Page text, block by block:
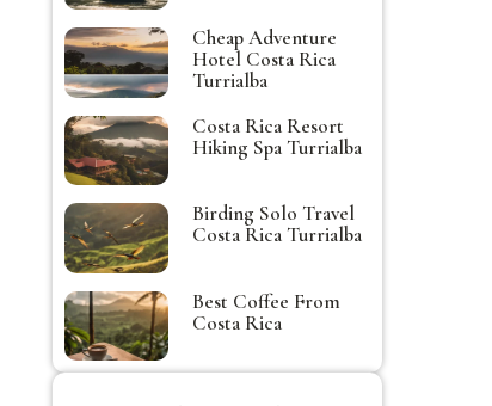
Cheap Adventure
Hotel Costa Rica
Turrialba
Costa Rica Resort
Hiking Spa Turrialba
Birding Solo Travel
Costa Rica Turrialba
Best Coffee From
Costa Rica